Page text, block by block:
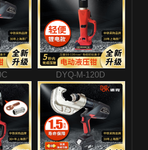
DYQ-M-120D